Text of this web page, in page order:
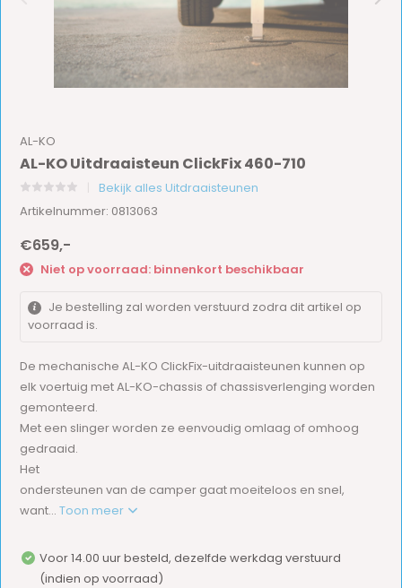
AL-KO
AL-KO Uitdraaisteun ClickFix 460-710
Bekijk alles Uitdraaisteunen
Artikelnummer: 0813063
€659,-
Niet op voorraad: binnenkort beschikbaar
Je bestelling zal worden verstuurd zodra dit artikel op
voorraad is.
De mechanische AL-KO ClickFix-uitdraaisteunen kunnen op
elk voertuig met AL-KO-chassis of chassisverlenging worden
gemonteerd.
Met een slinger worden ze eenvoudig omlaag of omhoog
gedraaid.
Het
ondersteunen van de camper gaat moeiteloos en snel,
want...Toon meer
Voor 14.00 uur besteld, dezelfde werkdag verstuurd
(indien op voorraad)